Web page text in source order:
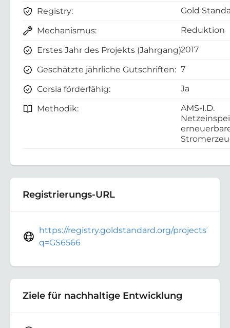
Registry: Gold
Mechanismus: Reduktion
Erstes Jahr des Projekts (Jahrgang):2017
Geschätzte jährliche Gutschriften: 7
Corsia förderfähig: Ja
Methodik:
AMS-I.D.
Registrierungs-URL
https://registry.goldstandard.org/projects?
q=GS6566
Ziele für nachhaltige Entwicklung